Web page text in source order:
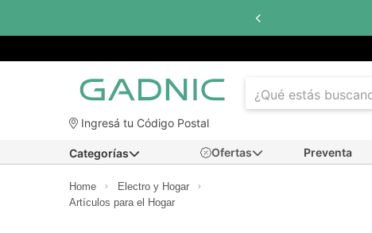
Ingresá tu Código Postal
Ofertas Preventa
Categorías
Home
Electro y Hogar
Artículos para el Hogar